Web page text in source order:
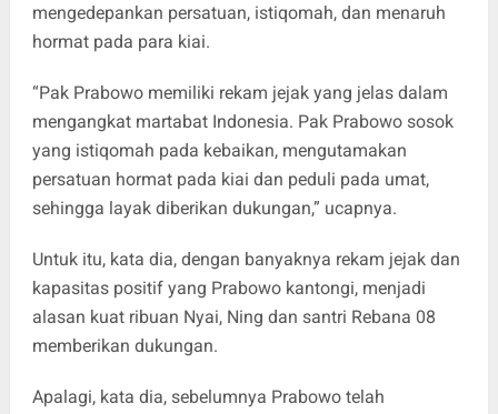
mengedepankan persatuan, istiqomah, dan menaruh
hormat pada para kiai.
“Pak Prabowo memiliki rekam jejak yang jelas dalam
mengangkat martabat Indonesia. Pak Prabowo sosok
yang istiqomah pada kebaikan, mengutamakan
persatuan hormat pada kiai dan peduli pada umat,
sehingga layak diberikan dukungan,” ucapnya.
Untuk itu, kata dia, dengan banyaknya rekam jejak dan
kapasitas positif yang Prabowo kantongi, menjadi
alasan kuat ribuan Nyai, Ning dan santri Rebana 08
memberikan dukungan.
Apalagi, kata dia, sebelumnya Prabowo telah